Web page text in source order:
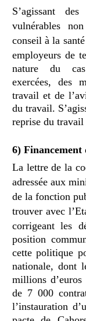
S’agissant
vulnérables
conseil à la
employeurs de
nature du
exercées,
des
travail et de
du travail.
reprise du travail
6) Financement
La lettre de la
adressée aux
de la fonction
trouver avec
corrigeant les
position
cette politique
nationale, dont
millions
de 7 000
l’instauration